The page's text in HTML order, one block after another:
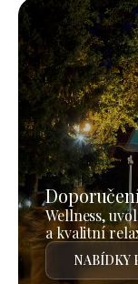
Wellness,
a kvalitní
NABÍDKY